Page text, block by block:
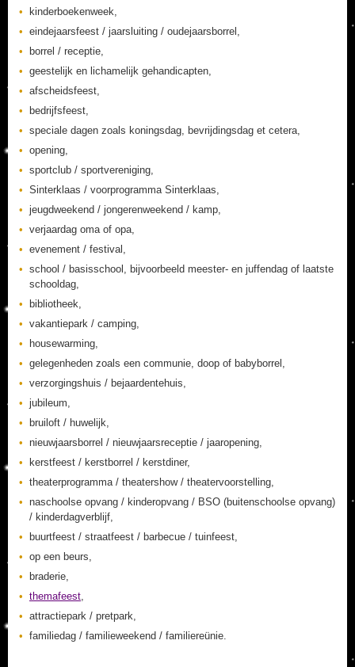
kinderboekenweek,
eindejaarsfeest / jaarsluiting / oudejaarsborrel,
borrel / receptie,
geestelijk en lichamelijk gehandicapten,
afscheidsfeest,
bedrijfsfeest,
speciale dagen zoals koningsdag, bevrijdingsdag et cetera,
opening,
sportclub / sportvereniging,
Sinterklaas / voorprogramma Sinterklaas,
jeugdweekend / jongerenweekend / kamp,
verjaardag oma of opa,
evenement / festival,
school / basisschool, bijvoorbeeld meester- en juffendag of laatste
schooldag,
bibliotheek,
vakantiepark / camping,
housewarming,
gelegenheden zoals een communie, doop of babyborrel,
verzorgingshuis / bejaardentehuis,
jubileum,
bruiloft / huwelijk,
nieuwjaarsborrel / nieuwjaarsreceptie / jaaropening,
kerstfeest / kerstborrel / kerstdiner,
theaterprogramma / theatershow / theatervoorstelling,
naschoolse opvang / kinderopvang / BSO (buitenschoolse opvang)
/ kinderdagverblijf,
buurtfeest / straatfeest / barbecue / tuinfeest,
op een beurs,
braderie,
themafeest,
attractiepark / pretpark,
familiedag / familieweekend / familiereünie.